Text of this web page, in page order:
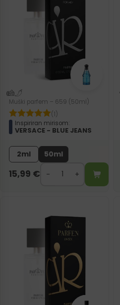
Muški parfem – 659 (50ml)
(1)
Inspiriran mirisom:
VERSACE - BLUE JEANS
2ml 50ml
15,99 €